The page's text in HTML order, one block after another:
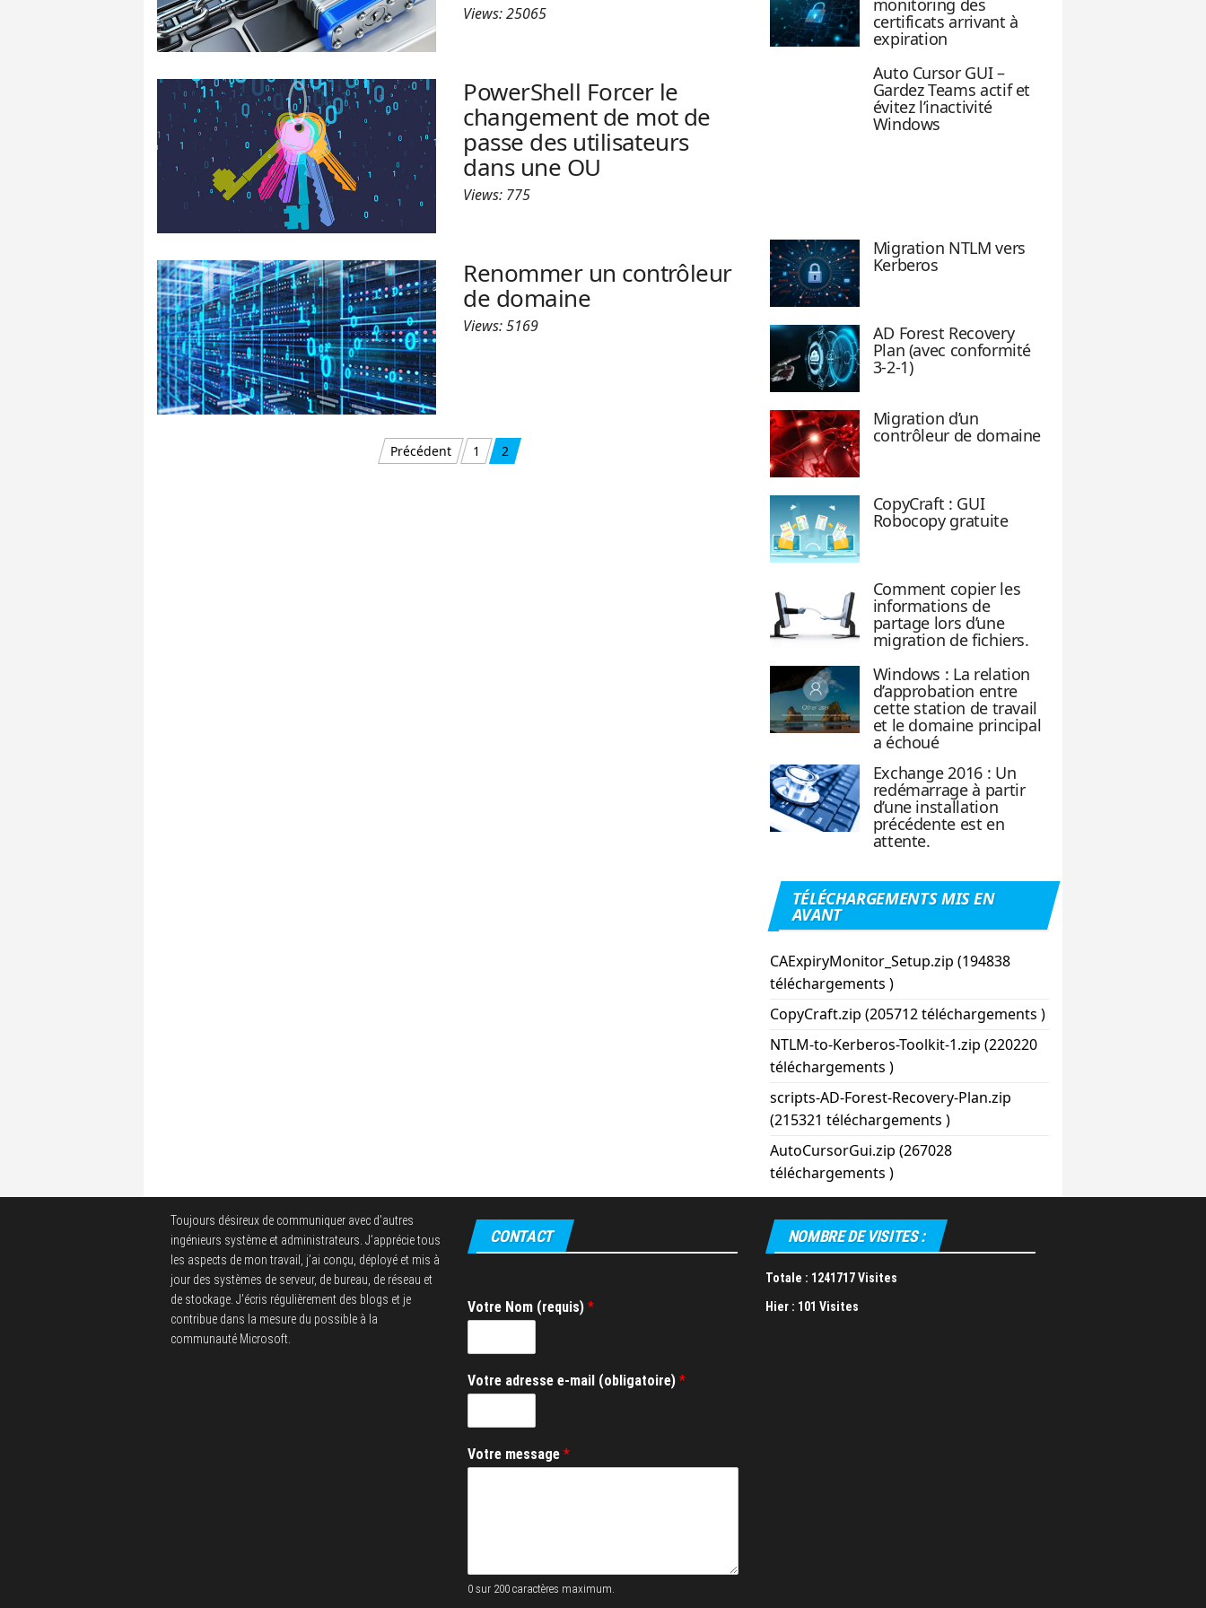
Views: 25065
PowerShell Forcer le
changement de mot de
passe des utilisateurs
dans une OU
Views: 775
Renommer un contrôleur
de domaine
Views: 5169
Précédent 1 2
monitoring des
certificats arrivant à
expiration
Auto Cursor GUI –
Gardez Teams actif et
évitez l’inactivité
Windows
Migration NTLM vers
Kerberos
AD Forest Recovery
Plan (avec conformité
3-2-1)
Migration d’un
contrôleur de domaine
CopyCraft : GUI
Robocopy gratuite
Comment copier les
informations de
partage lors d’une
migration de fichiers.
Windows : La relation
d’approbation entre
cette station de travail
et le domaine principal
a échoué
Exchange 2016 : Un
redémarrage à partir
d’une installation
précédente est en
attente.
TÉLÉCHARGEMENTS MIS EN
AVANT
CAExpiryMonitor_Setup.zip (194838
téléchargements )
CopyCraft.zip (205712 téléchargements )
NTLM-to-Kerberos-Toolkit-1.zip (220220
téléchargements )
scripts-AD-Forest-Recovery-Plan.zip
(215321 téléchargements )
AutoCursorGui.zip (267028
téléchargements )
Toujours désireux de communiquer avec d’autres
ingénieurs système et administrateurs. J’apprécie tous
les aspects de mon travail, j’ai conçu, déployé et mis à
jour des systèmes de serveur, de bureau, de réseau et
de stockage. J’écris régulièrement des blogs et je
contribue dans la mesure du possible à la
communauté Microsoft.
CONTACT
Votre Nom (requis)*
*
(
b
i
e
Votre adresse e-mail (obligatoire)*
Votre message*
0 sur 200 caractères maximum.
NOMBRE DE VISITES :
Totale : 1241717 Visites
Hier : 101 Visites